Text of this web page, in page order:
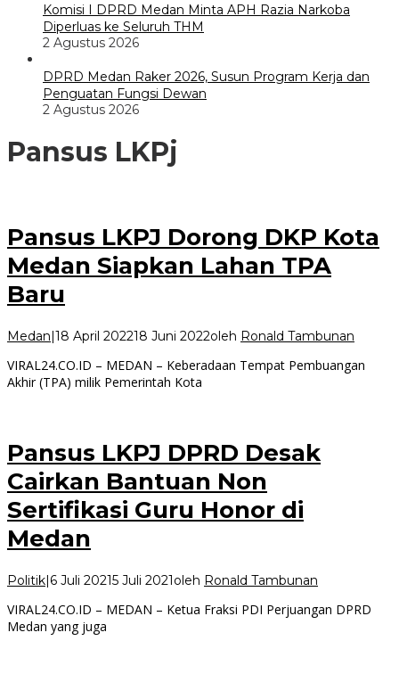
Komisi I DPRD Medan Minta APH Razia Narkoba
Diperluas ke Seluruh THM
2 Agustus 2026
DPRD Medan Raker 2026, Susun Program Kerja dan
Penguatan Fungsi Dewan
2 Agustus 2026
Pansus LKPj
Pansus LKPJ Dorong DKP Kota
Medan Siapkan Lahan TPA
Baru
Medan|18 April 202218 Juni 2022oleh Ronald Tambunan
VIRAL24.CO.ID – MEDAN – Keberadaan Tempat Pembuangan
Akhir (TPA) milik Pemerintah Kota
Pansus LKPJ DPRD Desak
Cairkan Bantuan Non
Sertifikasi Guru Honor di
Medan
Politik|6 Juli 20215 Juli 2021oleh Ronald Tambunan
VIRAL24.CO.ID – MEDAN – Ketua Fraksi PDI Perjuangan DPRD
Medan yang juga